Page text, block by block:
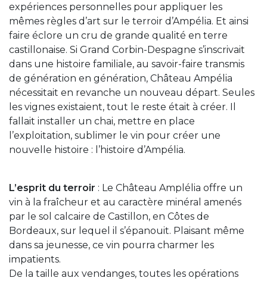
expériences personnelles pour appliquer les
mêmes règles d’art sur le terroir d’Ampélia. Et ainsi
faire éclore un cru de grande qualité en terre
castillonaise. Si Grand Corbin-Despagne s’inscrivait
dans une histoire familiale, au savoir-faire transmis
de génération en génération, Château Ampélia
nécessitait en revanche un nouveau départ. Seules
les vignes existaient, tout le reste était à créer. Il
fallait installer un chai, mettre en place
l’exploitation, sublimer le vin pour créer une
nouvelle histoire : l’histoire d’Ampélia.
L’esprit du terroir : Le Château Amplélia offre un
vin à la fraîcheur et au caractère minéral amenés
par le sol calcaire de Castillon, en Côtes de
Bordeaux, sur lequel il s’épanouit. Plaisant même
dans sa jeunesse, ce vin pourra charmer les
impatients.
De la taille aux vendanges, toutes les opérations